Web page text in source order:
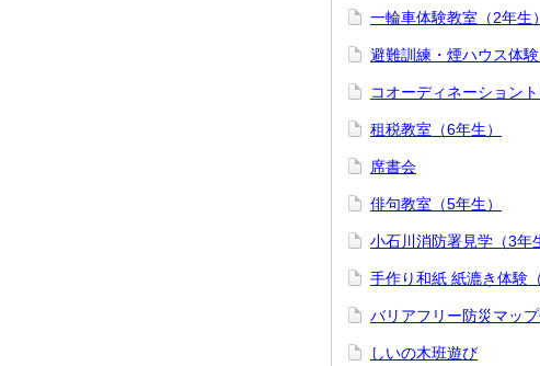
一輪車体験教室（2年生）
避難訓練・煙ハウス体験
コオーディネーション
租税教室（6年生）
席書会
俳句教室（5年生）
小石川消防署見学（3年
手作り和紙 紙漉き体験
バリアフリー防災マップ
しいの木班遊び